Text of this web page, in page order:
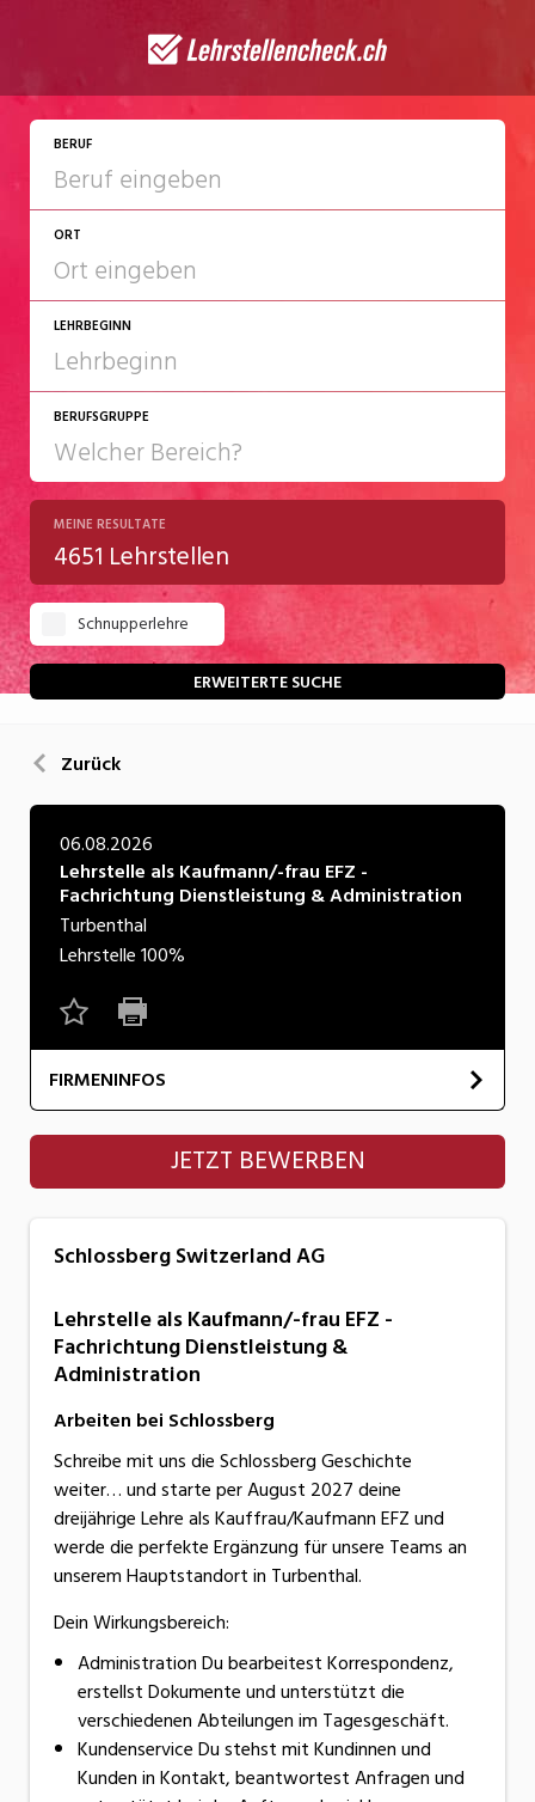
BERUF
ORT
LEHRBEGINN
2027
2028
BERUFSGRUPPE
Chemie/Pharma
Gastgewerbe
Gesundheit/Pflege/Soziales
Handwerk/Technik
Kultur
Natur
Verkehr/Logistik
Wirtschaft/Verwaltung
MEINE RESULTATE
4651 Lehrstellen
Schnupperlehre
ERWEITERTE SUCHE
Zurück
06.08.2026
Lehrstelle als Kaufmann/-frau EFZ -
Fachrichtung Dienstleistung & Administration
Turbenthal
Lehrstelle100%
FIRMENINFOS
Schlossberg Switzerland AG
JETZT BEWERBEN
Schlossberg Switzerland AG
Lehrstelle als Kaufmann/-frau EFZ -
Fachrichtung Dienstleistung &
Administration
Arbeiten bei Schlossberg
Schreibe mit uns die Schlossberg Geschichte
weiter… und starte per August 2027 deine
dreijährige Lehre als Kauffrau/Kaufmann EFZ und
werde die perfekte Ergänzung für unsere Teams an
unserem Hauptstandort in Turbenthal.
Dein Wirkungsbereich:
Administration Du bearbeitest Korrespondenz,
erstellst Dokumente und unterstützt die
verschiedenen Abteilungen im Tagesgeschäft.
Kundenservice Du stehst mit Kundinnen und
Kunden in Kontakt, beantwortest Anfragen und